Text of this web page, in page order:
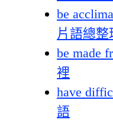
be
片語總整
be made
裡
have
語